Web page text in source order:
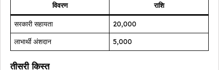
विवरण राशि
सरकारी सहायता
₹20,000
लाभार्थी अंशदान
₹5,000
तीसरी किस्त